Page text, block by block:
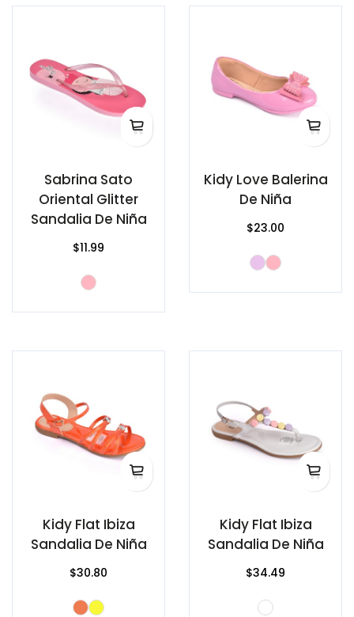
Sabrina Sato
Oriental Glitter
Sandalia De Niña
$11.99
Kidy Love Balerina
De Niña
$23.00
Kidy Flat Ibiza
Sandalia De Niña
$30.80
Kidy Flat Ibiza
Sandalia De Niña
$34.49